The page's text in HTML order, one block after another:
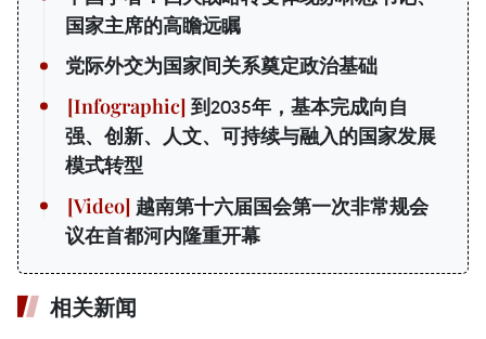
国家主席的高瞻远瞩
党际外交为国家间关系奠定政治基础
到2035年，基本完成向自
强、创新、人文、可持续与融入的国家发展
模式转型
越南第十六届国会第一次非常规会
议在首都河内隆重开幕
相关新闻